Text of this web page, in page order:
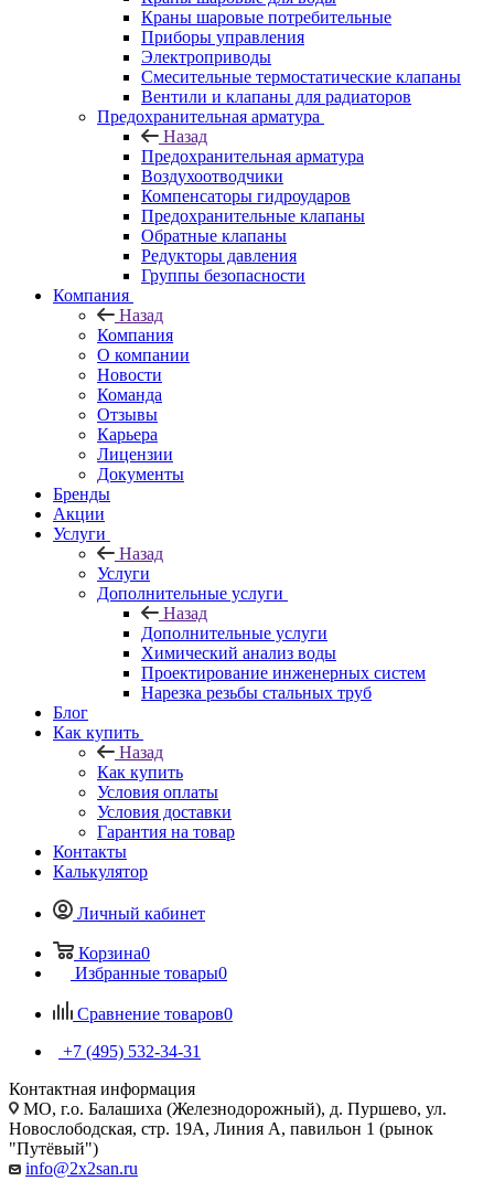
Краны шаровые потребительные
Приборы управления
Электроприводы
Смесительные термостатические клапаны
Вентили и клапаны для радиаторов
Предохранительная арматура
Назад
Предохранительная арматура
Воздухоотводчики
Компенсаторы гидроударов
Предохранительные клапаны
Обратные клапаны
Редукторы давления
Группы безопасности
Компания
Назад
Компания
О компании
Новости
Команда
Отзывы
Карьера
Лицензии
Документы
Бренды
Акции
Услуги
Назад
Услуги
Дополнительные услуги
Назад
Дополнительные услуги
Химический анализ воды
Проектирование инженерных систем
Нарезка резьбы стальных труб
Блог
Как купить
Назад
Как купить
Условия оплаты
Условия доставки
Гарантия на товар
Контакты
Калькулятор
Личный кабинет
Корзина0
Избранные товары0
Сравнение товаров0
+7 (495) 532‑34‑31
Контактная информация
МО, г.о. Балашиха (Железнодорожный), д. Пуршево, ул.
Новослободская, стр. 19А, Линия А, павильон 1 (рынок
"Путёвый")
info@2x2san.ru